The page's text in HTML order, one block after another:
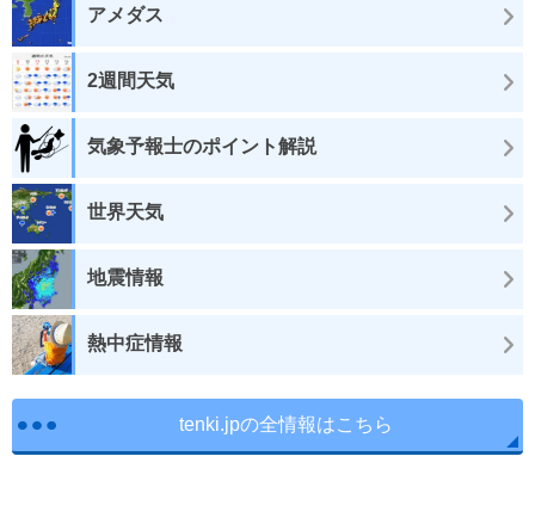
アメダス
2週間天気
気象予報士のポイント解説
世界天気
地震情報
熱中症情報
tenki.jpの全情報はこちら